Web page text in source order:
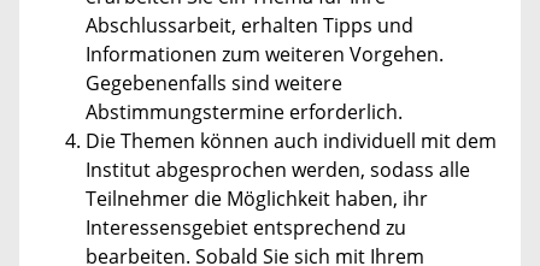
Abschlussarbeit, erhalten Tipps und
Informationen zum weiteren Vorgehen.
Gegebenenfalls sind weitere
Abstimmungstermine erforderlich.
Die Themen können auch individuell mit dem
Institut abgesprochen werden, sodass alle
Teilnehmer die Möglichkeit haben, ihr
Interessensgebiet entsprechend zu
bearbeiten. Sobald Sie sich mit Ihrem